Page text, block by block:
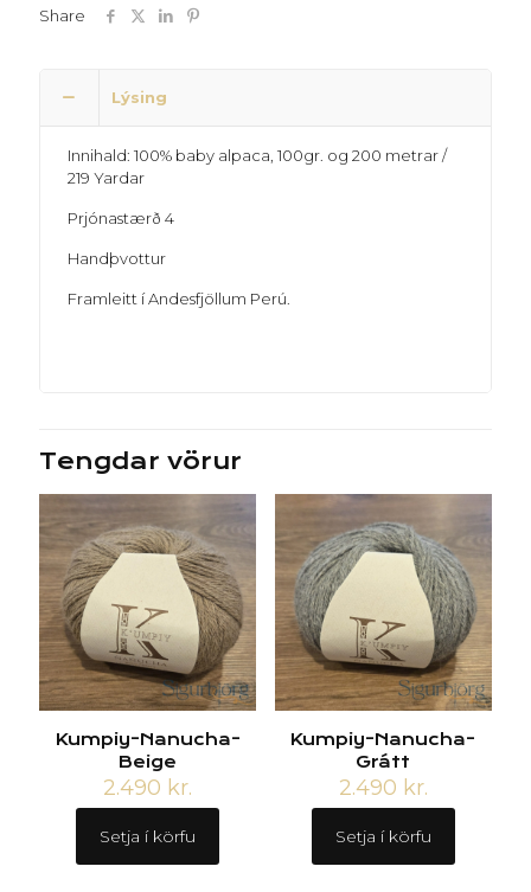
Share
Lýsing
Innihald: 100% baby alpaca, 100gr. og 200 metrar /
219 Yardar
Prjónastærð 4
Handþvottur
Framleitt í Andesfjöllum Perú.
Tengdar vörur
Kumpiy-Nanucha-
Beige
2.490 kr.
Setja í körfu
Kumpiy-Nanucha-
Grátt
2.490 kr.
Setja í körfu